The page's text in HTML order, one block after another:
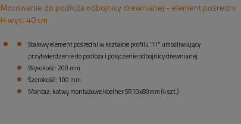
Mocowanie do podłoża odbojnicy drewnianej - element pośredni
H wys. 40 cm
Stalowy element pośredni w kształcie profilu "H" umożliwiający
przytwierdzenie do podłoża i połączenie odbojnicy drewnianej.
Wysokość: 200 mm
Szerokość: 100 mm
Montaż: kotwy montażowe Koelner SR10x80mm (4 szt.)